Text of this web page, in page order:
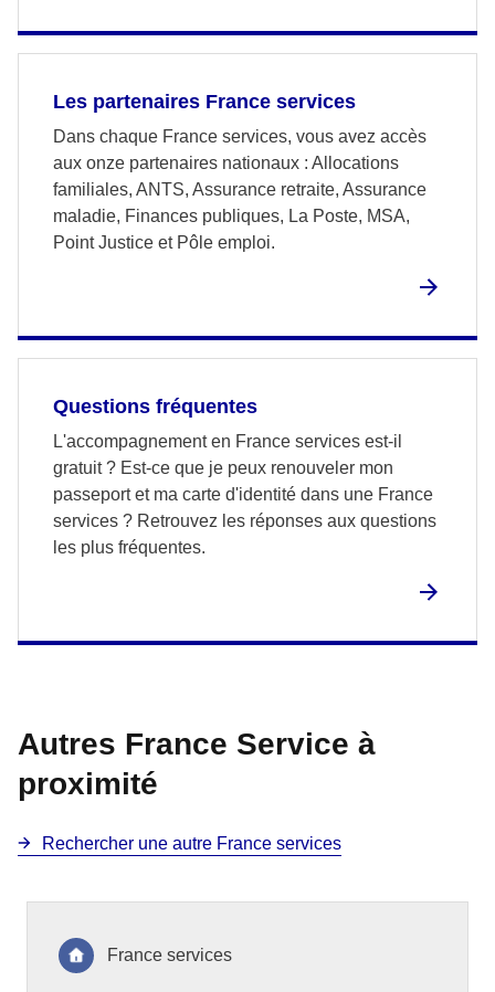
Les partenaires France services
Dans chaque France services, vous avez accès
aux onze partenaires nationaux : Allocations
familiales, ANTS, Assurance retraite, Assurance
maladie, Finances publiques, La Poste, MSA,
Point Justice et Pôle emploi.
Questions fréquentes
L'accompagnement en France services est-il
gratuit ? Est-ce que je peux renouveler mon
passeport et ma carte d'identité dans une France
services ? Retrouvez les réponses aux questions
les plus fréquentes.
Autres France Service à
proximité
Rechercher une autre France services
France services